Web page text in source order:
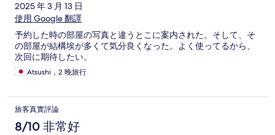
2025 年 3 月 13 日
使用 Google 翻譯
予約した時の部屋の写真と違うとこに案内された。そして、そ
の部屋が結構埃が多くて気分良くなった。よく使ってるから、
次回に期待したい。
Atsushi，2 晚旅行
旅客真實評論
8/10 非常好